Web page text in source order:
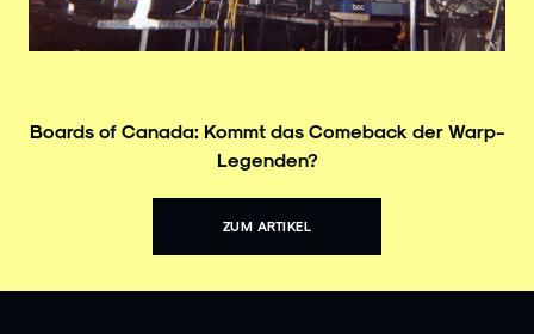
Boards of Canada: Kommt das Comeback der Warp-
Legenden?
ZUM ARTIKEL